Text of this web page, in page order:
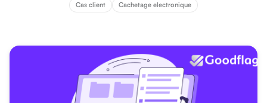
Cas client
Cachetage electronique